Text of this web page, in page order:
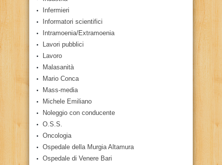
Infermieri
Informatori scientifici
Intramoenia/Extramoenia
Lavori pubblici
Lavoro
Malasanità
Mario Conca
Mass-media
Michele Emiliano
Noleggio con conducente
O.S.S.
Oncologia
Ospedale della Murgia Altamura
Ospedale di Venere Bari